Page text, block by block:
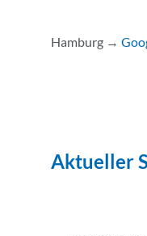
Hamburg →
Aktueller